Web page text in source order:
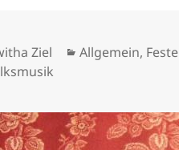
Ziel Kategorien
Allgemein,